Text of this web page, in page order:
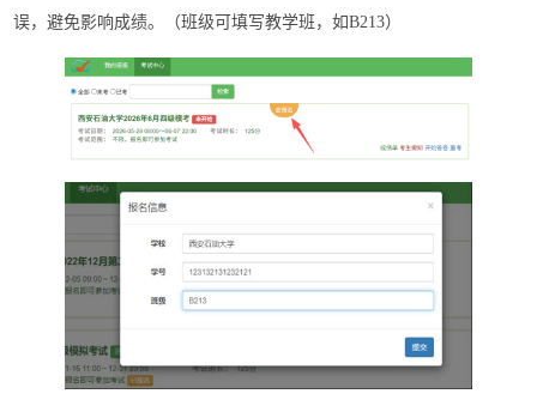
误，避免影响成绩。（班级可填写教学班，如B213）